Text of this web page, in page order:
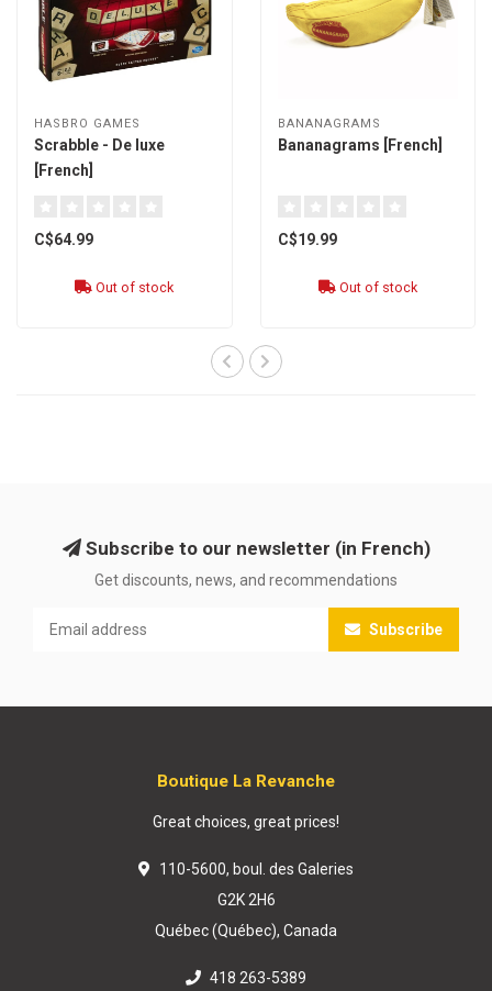
HASBRO GAMES
Scrabble - De luxe
[French]
C$64.99
Out of stock
BANANAGRAMS
Bananagrams [French]
C$19.99
Out of stock
Subscribe to our newsletter (in French)
Get discounts, news, and recommendations
Subscribe
Boutique La Revanche
Great choices, great prices!
110-5600, boul. des Galeries
G2K 2H6
Québec (Québec), Canada
418 263-5389